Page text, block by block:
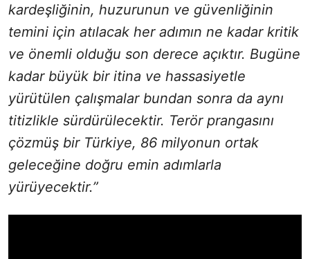
kardeşliğinin, huzurunun ve güvenliğinin
temini için atılacak her adımın ne kadar kritik
ve önemli olduğu son derece açıktır. Bugüne
kadar büyük bir itina ve hassasiyetle
yürütülen çalışmalar bundan sonra da aynı
titizlikle sürdürülecektir. Terör prangasını
çözmüş bir Türkiye, 86 milyonun ortak
geleceğine doğru emin adımlarla
yürüyecektir.”